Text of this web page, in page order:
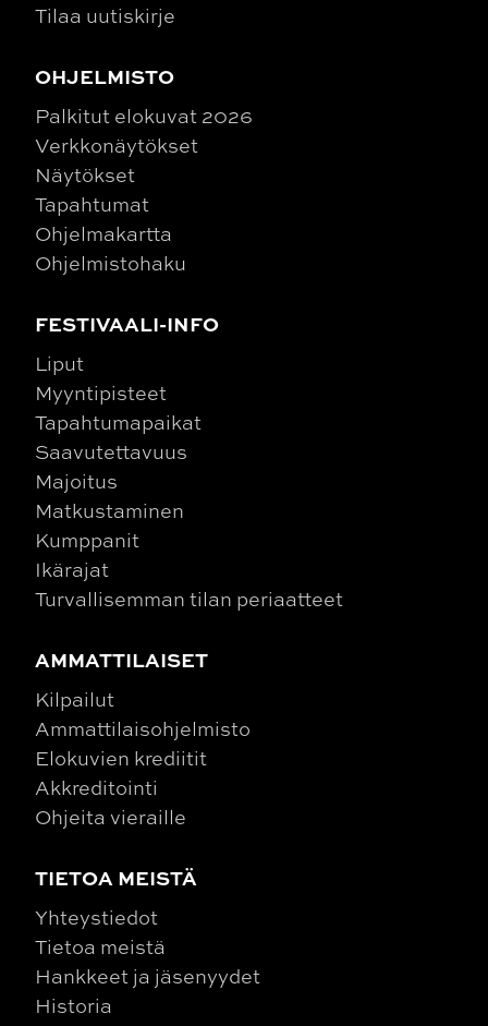
Tilaa uutiskirje
OHJELMISTO
Palkitut elokuvat 2026
Verkkonäytökset
Näytökset
Tapahtumat
Ohjelmakartta
Ohjelmistohaku
FESTIVAALI-INFO
Liput
Myyntipisteet
Tapahtumapaikat
Saavutettavuus
Majoitus
Matkustaminen
Kumppanit
Ikärajat
Turvallisemman tilan periaatteet
AMMATTILAISET
Kilpailut
Ammattilaisohjelmisto
Elokuvien krediitit
Akkreditointi
Ohjeita vieraille
TIETOA MEISTÄ
Yhteystiedot
Tietoa meistä
Hankkeet ja jäsenyydet
Historia